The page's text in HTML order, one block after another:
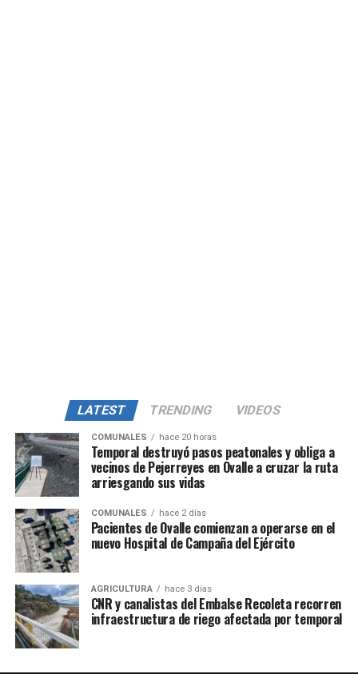
LATEST TRENDING VIDEOS
COMUNALES hace 20 horas
Temporal destruyó pasos peatonales y obliga a
vecinos de Pejerreyes en Ovalle a cruzar la ruta
arriesgando sus vidas
COMUNALES hace 2 días
Pacientes de Ovalle comienzan a operarse en el
nuevo Hospital de Campaña del Ejército
AGRICULTURA hace 3 días
CNR y canalistas del Embalse Recoleta recorren
infraestructura de riego afectada por temporal